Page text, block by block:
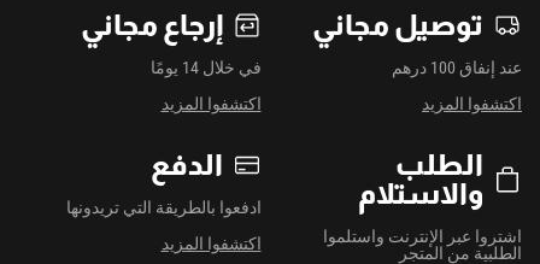
توصيل مجاني
عند إنفاق 100 درهم
اكتشفوا المزيد
إرجاع مجاني
في خلال 14 يومًا
اكتشفوا المزيد
الطلب
والاستلام
اشتروا عبر الإنترنت واستلموا
الطلبية من المتجر
الدفع
ادفعوا بالطريقة التي تريدونها
اكتشفوا المزيد